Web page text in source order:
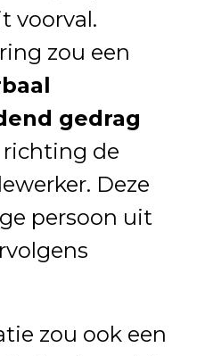
voorval.
zou een
gedrag
de
Deze
persoon uit
zou ook een